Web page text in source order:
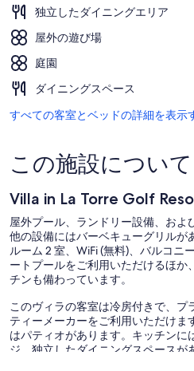
独立したダイニングエリア
屋外の遊び場
庭園
ダイニングスペース
すべての客室とベッドの詳細を表示
この施設について
Villa in La Torre Golf
屋外プール、ランドリー設備、およ
他の設備にはバーベキューグリルが
ルーム 2 室、WiFi (無料)、バルコニ
ートプールをご利用いただけるほか
チンも備わっています。
このヴィラの客室は冷房付きで、
ティーメーカーをご利用いただけま
はパティオがあります。キッチンに
ジ、独立したダイニングスペースが